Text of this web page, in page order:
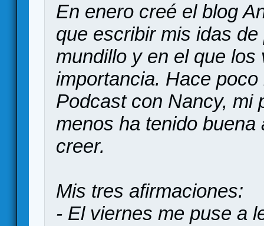
En enero creé el blog
que escribir mis idas
mundillo y en el que
importancia. Hace
Podcast con Nancy, mi
menos ha tenido
creer.
Mis tres afirmaciones:
- El viernes me puse a